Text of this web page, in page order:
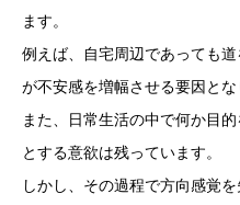
ます。
例えば、自宅周辺であっても
が不安感を増幅させる要因とな
また、日常生活の中で何か目
とする意欲は残っています。
しかし、その過程で方向感覚